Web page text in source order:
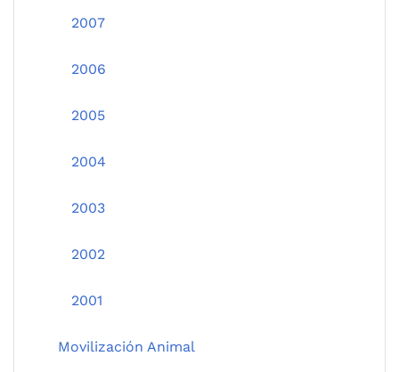
2007
2006
2005
2004
2003
2002
2001
Movilización Animal